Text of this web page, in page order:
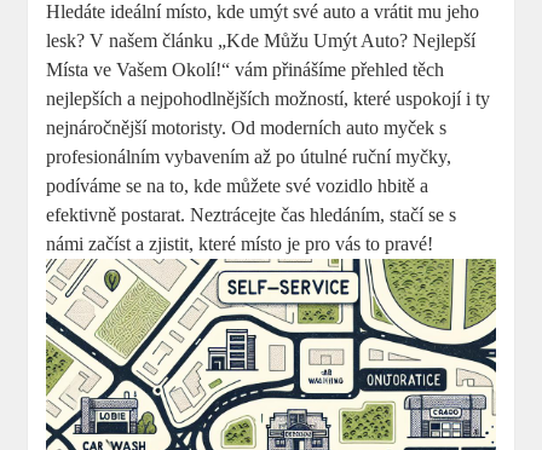
Hledáte ideální místo, kde umýt své auto a vrátit mu jeho
lesk? V našem článku „Kde Můžu Umýt Auto? Nejlepší
Místa ve Vašem Okolí!“ vám přinášíme přehled těch
nejlepších a nejpohodlnějších možností, které uspokojí i ty
nejnáročnější motoristy. Od moderních auto myček s
profesionálním vybavením až po útulné ruční myčky,
podíváme se na to, kde můžete své vozidlo hbitě a
efektivně postarat. Neztrácejte čas hledáním, stačí se s
námi začíst a zjistit, které místo je pro vás to pravé!